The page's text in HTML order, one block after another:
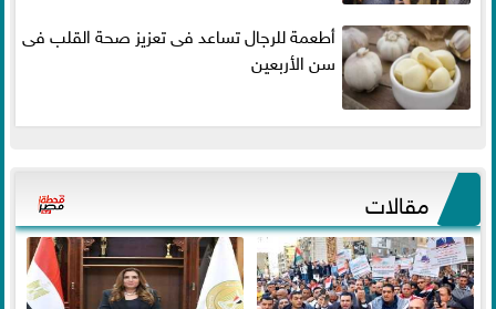
أطعمة للرجال تساعد فى تعزيز صحة القلب فى
سن الأربعين
مقالات